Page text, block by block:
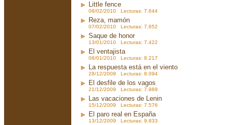
Little fence
08/02/2010 Lecturas: 7.644
Reza, mamón
07/02/2010 Lecturas: 7.652
Saque de honor
13/01/2010 Lecturas: 7.422
El ventajista
08/01/2010 Lecturas: 8.217
La respuesta está en el viento
28/12/2009 Lecturas: 8.094
El desfile de los vagos
21/12/2009 Lecturas: 7.989
Las vacaciones de Lenin
15/12/2009 Lecturas: 7.576
El paro real en España
13/12/2009 Lecturas: 9.833